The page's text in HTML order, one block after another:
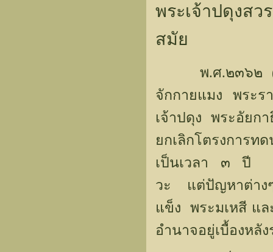
พระเจ้าปดุง
สมัย
พ.ศ.๒๓๖๒ (ค.
จักกายแมง พระร
เจ้าปดุง พระอัยก
ยกเลิกโตรงการ
เป็นเวลา ๓ ปี แ
วะ แต่ปัญหาต่าง
แข็ง พระมเหสี แ
อำนาจอยู่เบื้องหลั